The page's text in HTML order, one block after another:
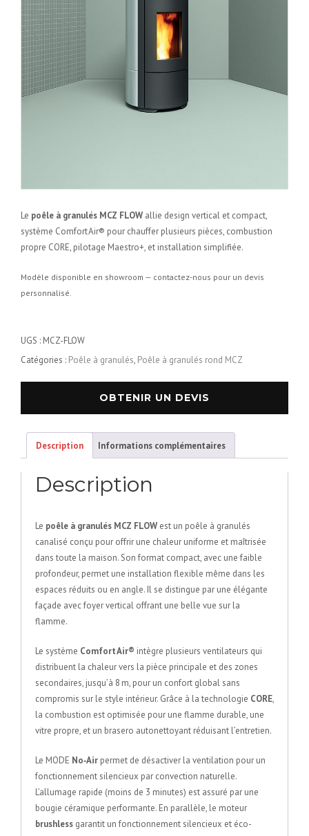
Le poêle à granulés MCZ FLOW allie design vertical et compact,
système Comfort Air® pour chauffer plusieurs pièces, combustion
propre CORE, pilotage Maestro+, et installation simplifiée.
Modèle disponible en showroom — contactez-nous pour un devis
personnalisé.
UGS : MCZ-FLOW
Catégories : Poêle à granulés, Poêle à granulés rond MCZ
OBTENIR UN DEVIS
Description Informations complémentaires
Description
Le poêle à granulés MCZ FLOW est un poêle à granulés
canalisé conçu pour offrir une chaleur uniforme et maîtrisée
dans toute la maison. Son format compact, avec une faible
profondeur, permet une installation flexible même dans les
espaces réduits ou en angle. Il se distingue par une élégante
façade avec foyer vertical offrant une belle vue sur la
flamme.
Le système Comfort Air® intègre plusieurs ventilateurs qui
distribuent la chaleur vers la pièce principale et des zones
secondaires, jusqu’à 8 m, pour un confort global sans
compromis sur le style intérieur. Grâce à la technologie CORE,
la combustion est optimisée pour une flamme durable, une
vitre propre, et un brasero autonettoyant réduisant l’entretien.
Le MODE No‑Air permet de désactiver la ventilation pour un
fonctionnement silencieux par convection naturelle.
L’allumage rapide (moins de 3 minutes) est assuré par une
bougie céramique performante. En parallèle, le moteur
brushless garantit un fonctionnement silencieux et éco-